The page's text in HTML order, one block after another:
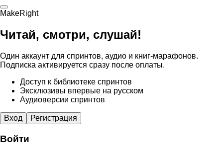
MakeRight
Читай, смотри, слушай!
Один аккаунт для спринтов, аудио и книг-марафонов.
Подписка активируется сразу после оплаты.
Доступ к библиотеке спринтов
Эксклюзивы впервые на русском
Аудиоверсии спринтов
Вход Регистрация
Войти